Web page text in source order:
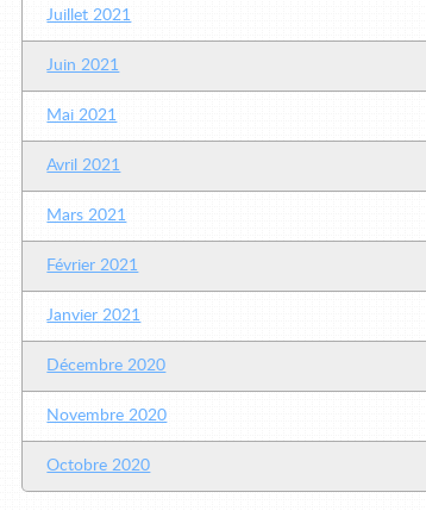
Juillet 2021
Juin 2021
Mai 2021
Avril 2021
Mars 2021
Février 2021
Janvier 2021
Décembre 2020
Novembre 2020
Octobre 2020